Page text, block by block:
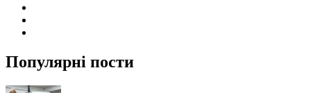
Популярні пости